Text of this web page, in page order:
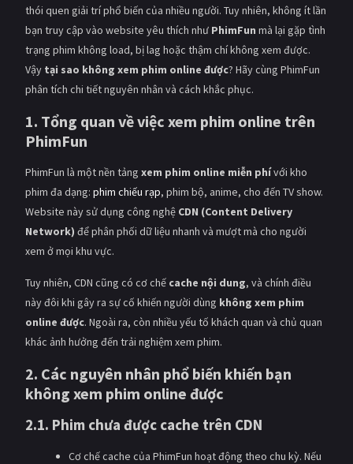
GameShow DramaTV
QUỐC GIA
Âu - Mỹ Trung Quốc - Hồng Kông
Hàn Quốc Nhật Bản
Ấn Độ
Tổng hợp
PHIM MỚI
PHIM BỘ
PHIM LẺ
PHIM CHIẾU RẠP
TUYỂN TẬP PHIM
thói quen giải trí phổ biến của nhiều người. Tuy nhiên, không ít lần
bạn truy cập vào website yêu thích như PhimFun mà lại gặp tình
trạng phim không load, bị lag hoặc thậm chí không xem được.
Vậy tại sao không xem phim online được? Hãy cùng PhimFun
phân tích chi tiết nguyên nhân và cách khắc phục.
1. Tổng quan về việc xem phim online trên
PhimFun
PhimFun là một nền tảng xem phim online miễn phívới kho
phim đa dạng: phim chiếu rạp, phim bộ, anime, cho đến TV show.
Website này sử dụng công nghệ CDN (Content Delivery
Network) để phân phối dữ liệu nhanh và mượt mà cho người
xem ở mọi khu vực.
Tuy nhiên, CDN cũng có cơ chế cache nội dung, và chính điều
này đôi khi gây ra sự cố khiến người dùng không xem phim
online được. Ngoài ra, còn nhiều yếu tố khách quan và chủ quan
khác ảnh hưởng đến trải nghiệm xem phim.
2. Các nguyên nhân phổ biến khiến bạn
không xem phim online được
2.1. Phim chưa được cache trên CDN
Cơ chế cache của PhimFun hoạt động theo chu kỳ. Nếu